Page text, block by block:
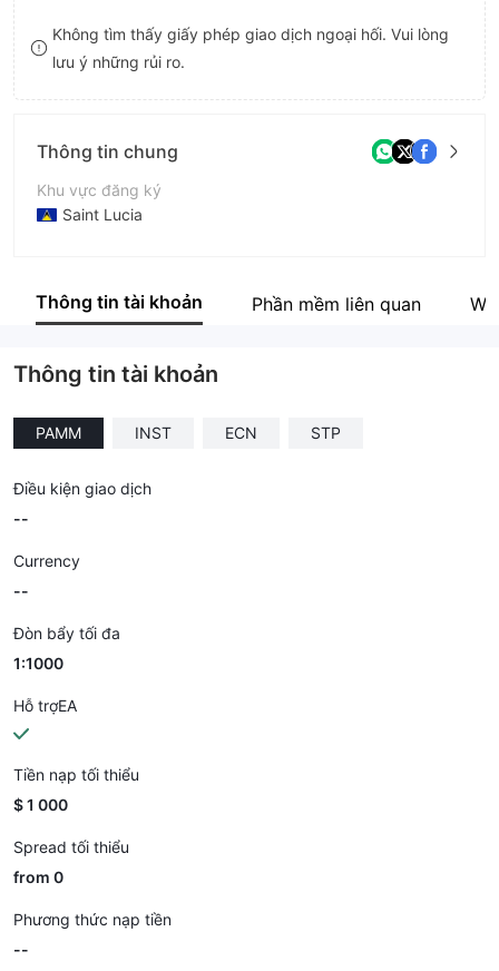
8
9
Không tìm thấy giấy phép giao dịch ngoại hối. Vui lòng
lưu ý những rủi ro.
Thông tin chung
Khu vực đăng ký
Saint Lucia
Tên công ty
Thông tin tài khoản Phần mềm liên quan
Thông tin tài khoản
PAMM INST ECN STP
Điều kiện giao dịch
--
Currency
--
Đòn bẩy tối đa
1:1000
Hỗ trợEA
Tiền nạp tối thiểu
$ 1 000
Spread tối thiểu
from 0
Phương thức nạp tiền
--